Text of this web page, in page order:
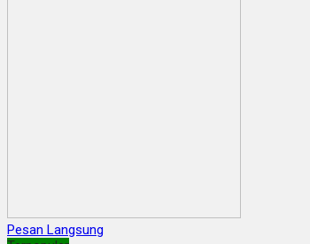
Pesan Langsung